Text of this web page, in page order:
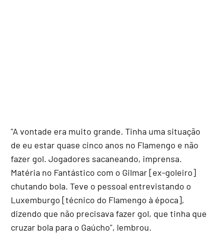
"A vontade era muito grande. Tinha uma situação
de eu estar quase cinco anos no Flamengo e não
fazer gol. Jogadores sacaneando, imprensa.
Matéria no Fantástico com o Gilmar [ex-goleiro]
chutando bola. Teve o pessoal entrevistando o
Luxemburgo [técnico do Flamengo à época],
dizendo que não precisava fazer gol, que tinha que
cruzar bola para o Gaúcho", lembrou.